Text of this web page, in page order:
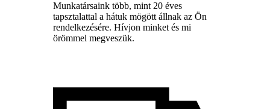
Munkatársaink több, mint 20 éves
tapsztalattal a hátuk mögött állnak az Ön
rendelkezésére. Hívjon minket és mi
örömmel megveszük.